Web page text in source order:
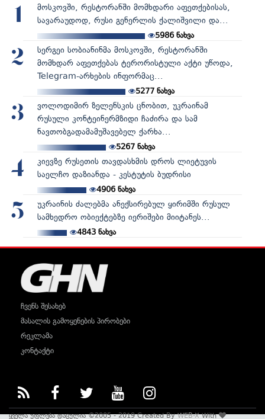
1
მოსკოვში, რესტორანში მომხდარი აფეთქებისას,
სავარაუდოდ, რუსი გენერლის ქალიშვილი და...
5986ნახვა
2
სერგეი სობიანინმა მოსკოვში, რესტორანში
მომხდარ აფეთქებას ტერორისტული აქტი უწოდა,
Telegram-არხების ინფორმაც...
5277ნახვა
3
ვოლოდიმირ ზელენსკის ცნობით, უკრაინამ
რუსული კონტეინერმზიდი ჩაძირა და სამ
ნავთობგადამამუშავებელ ქარხა...
5267ნახვა
4
კიევზე რუსეთის თავდასხმის დროს ლიეტუვის
საელჩო დაზიანდა - კესტუტის ბუდრისი
4906ნახვა
5
უკრაინის ძალებმა ანექსირებულ ყირიმში რუსულ
სამხედრო ობიექტებზე იერიშები მიიტანეს...
4843ნახვა
ჩვენს შესახებ
მასალის გამოყენების პირობები
რეკლამა
კონტაქტი
ყველა უფლება დაცულია ©2005 - 2019 Created ByWEB-XWith